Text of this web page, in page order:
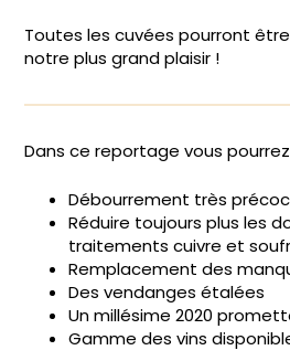
Toutes les cuvées pourront
notre plus grand plaisir !
Dans ce reportage vous pourrez
Débourrement très
Réduire toujours plus les
traitements cuivre et
Remplacement des
Des vendanges étalées
Un millésime 2020
Gamme des vins